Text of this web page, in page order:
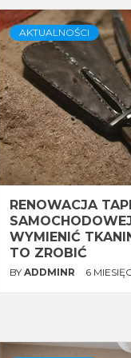
AKTUALNOŚCI
RENOWACJA
WYMIENIĆ
TO ZROBIĆ
BY ADDMINR 6